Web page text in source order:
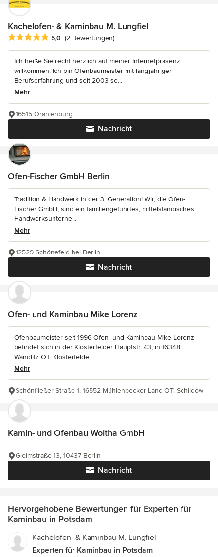
Kachelofen- & Kaminbau M. Lungfiel
Durchschnittliche Bewertung: 5 von 5 Sternen
5,0 (2 Bewertungen)
Ich heiße Sie recht herzlich auf meiner Internetpräsenz
willkommen. Ich bin Ofenbaumeister mit langjähriger
Berufserfahrung und seit 2003 se...
Mehr
Nachricht
16515 Oranienburg
Ofen-Fischer GmbH Berlin
Tradition & Handwerk in der 3. Generation! Wir, die Ofen-
Fischer GmbH, sind ein familiengeführtes, mittelständisches
Handwerksunterne...
Mehr
Nachricht
12529 Schönefeld bei Berlin
Ofen- und Kaminbau Mike Lorenz
Ofenbaumeister seit 1996 Ofen- und Kaminbau Mike Lorenz
befindet sich in der Klosterfelder Hauptstr. 43, in 16348
Wandlitz OT. Klosterfelde...
Mehr
Schönfließer Straße 1, 16552 Mühlenbecker Land OT. Schildow
Kamin- und Ofenbau Woitha GmbH
Nachricht
Gleimstraße 13, 10437 Berlin
Hervorgehobene Bewertungen für Experten für
Kaminbau in Potsdam
Kachelofen- & Kaminbau M. Lungfiel
Experten für Kaminbau in Potsdam